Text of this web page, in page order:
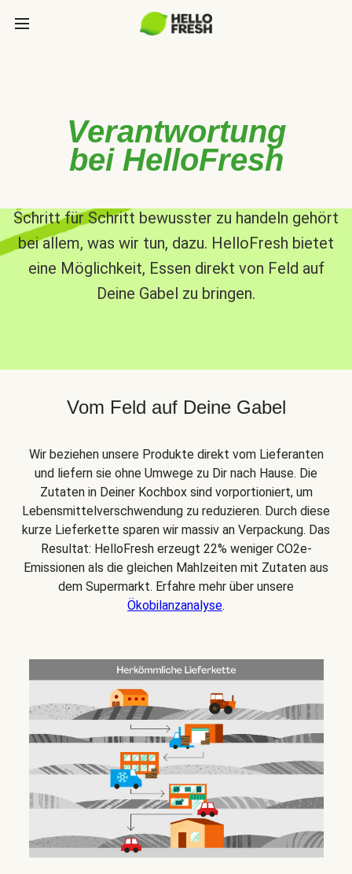
Verantwortung
bei HelloFresh
Schritt für Schritt bewusster zu handeln gehört
bei allem, was wir tun, dazu. HelloFresh bietet
eine Möglichkeit, Essen direkt von Feld auf
Deine Gabel zu bringen.
Vom Feld auf Deine Gabel
Wir beziehen unsere Produkte direkt vom Lieferanten
und liefern sie ohne Umwege zu Dir nach Hause. Die
Zutaten in Deiner Kochbox sind vorportioniert, um
Lebensmittelverschwendung zu reduzieren. Durch diese
kurze Lieferkette sparen wir massiv an Verpackung. Das
Resultat: HelloFresh erzeugt 22% weniger CO2e-
Emissionen als die gleichen Mahlzeiten mit Zutaten aus
dem Supermarkt. Erfahre mehr über unsere
Ökobilanzanalyse.